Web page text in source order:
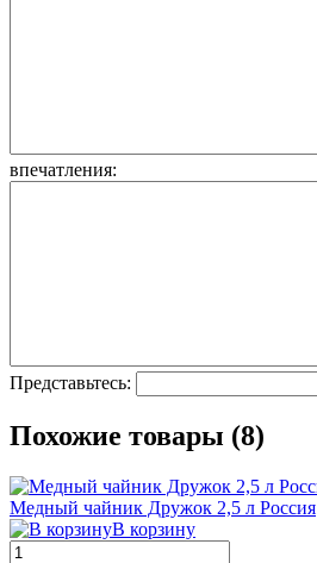
впечатления:
Представьтесь:
Похожие товары (8)
Медный чайник Дружок 2,5 л Россия
В корзину